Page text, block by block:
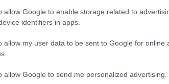
allow Google to enable storage related to
identifiers in apps.
allow my user data to be sent to Google for online
allow Google to send me personalized advertising.
mellett
közepette.